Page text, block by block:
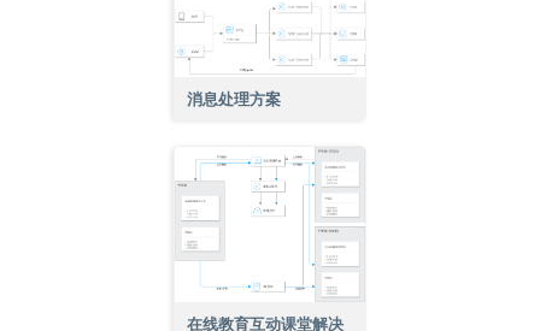
消息处理方案
在线教育互动课堂解决